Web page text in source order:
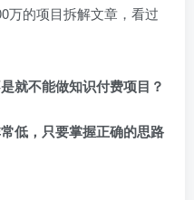
万的项目拆解文章，看过
就不能做知识付费项目？
低，只要掌握正确的思路